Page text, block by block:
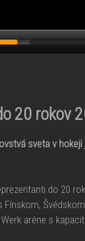
20 rokov
sveta v
do 20
Fínskom,
aréne s